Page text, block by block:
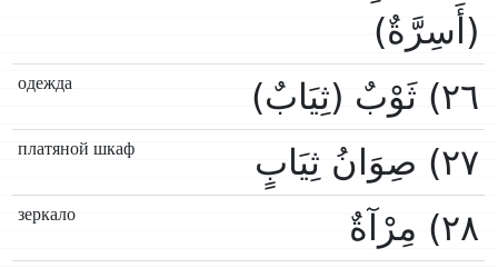
(أَسِرَّةٌ)
одежда ٢٦) ثَوْبٌ (ثِيَابٌ)
платяной шкаф ٢٧) صِوَانُ ثِيَابٍ
зеркало ٢٨) مِرْآةٌ